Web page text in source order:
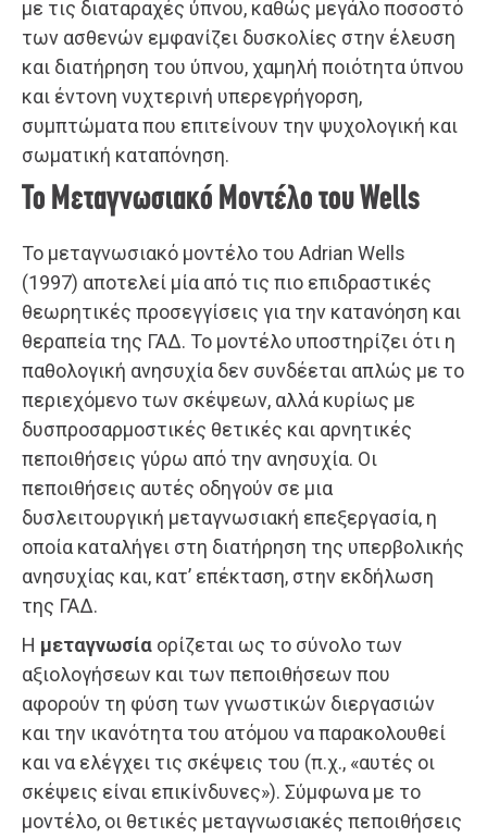
με τις διαταραχές ύπνου, καθώς μεγάλο ποσοστό
των ασθενών εμφανίζει δυσκολίες στην έλευση
και διατήρηση του ύπνου, χαμηλή ποιότητα ύπνου
και έντονη νυχτερινή υπερεγρήγορση,
συμπτώματα που επιτείνουν την ψυχολογική και
σωματική καταπόνηση.
Το Μεταγνωσιακό Μοντέλο του Wells
Το μεταγνωσιακό μοντέλο του Adrian Wells
(1997) αποτελεί μία από τις πιο επιδραστικές
θεωρητικές προσεγγίσεις για την κατανόηση και
θεραπεία της ΓΑΔ. Το μοντέλο υποστηρίζει ότι η
παθολογική ανησυχία δεν συνδέεται απλώς με το
περιεχόμενο των σκέψεων, αλλά κυρίως με
δυσπροσαρμοστικές θετικές και αρνητικές
πεποιθήσεις γύρω από την ανησυχία. Οι
πεποιθήσεις αυτές οδηγούν σε μια
δυσλειτουργική μεταγνωσιακή επεξεργασία, η
οποία καταλήγει στη διατήρηση της υπερβολικής
ανησυχίας και, κατ’ επέκταση, στην εκδήλωση
της ΓΑΔ.
Η μεταγνωσία ορίζεται ως το σύνολο των
αξιολογήσεων και των πεποιθήσεων που
αφορούν τη φύση των γνωστικών διεργασιών
και την ικανότητα του ατόμου να παρακολουθεί
και να ελέγχει τις σκέψεις του (π.χ., «αυτές οι
σκέψεις είναι επικίνδυνες»). Σύμφωνα με το
μοντέλο, οι θετικές μεταγνωσιακές πεποιθήσεις